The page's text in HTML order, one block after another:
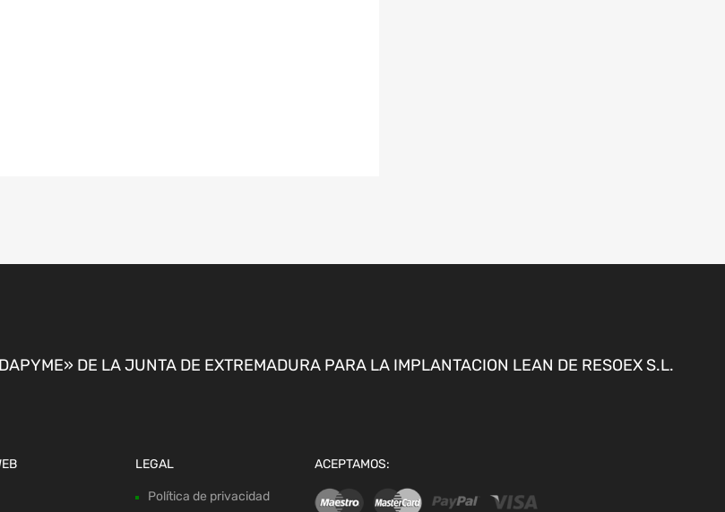
DE LA JUNTA DE EXTREMADURA PARA LA IMPLANTACION LEAN DE RESOEX S.L.
LEGAL
Política de privacidad
ACEPTAMOS: